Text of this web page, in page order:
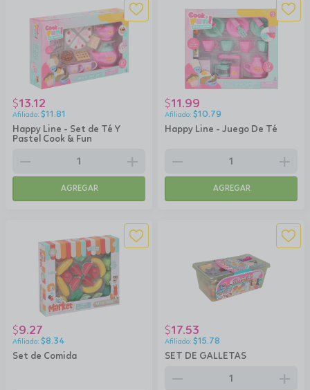
Happy Line - Set de Té Y
Pastel Cook & Fun
$13.12
$11.81
remove add
AGREGAR
Happy Line - Juego De Té
$11.99
$10.79
remove add
AGREGAR
Set de Comida
$9.27
$8.34
SET DE GALLETAS
$17.53
$15.78
remove add